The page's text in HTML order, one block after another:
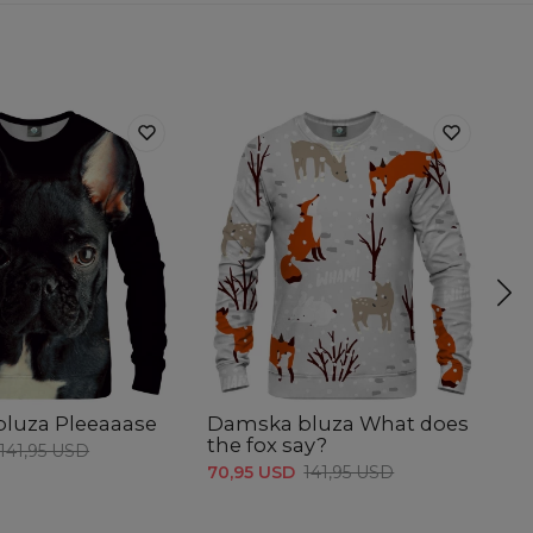
Pleeaaase
141,95 USD
Damska bluza What does
the fox say?
70,95 USD 141,95 USD